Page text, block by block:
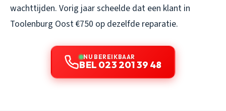
wachttijden. Vorig jaar scheelde dat een klant in
Toolenburg Oost €750 op dezelfde reparatie.
NU BEREIKBAAR
BEL 023 201 39 48